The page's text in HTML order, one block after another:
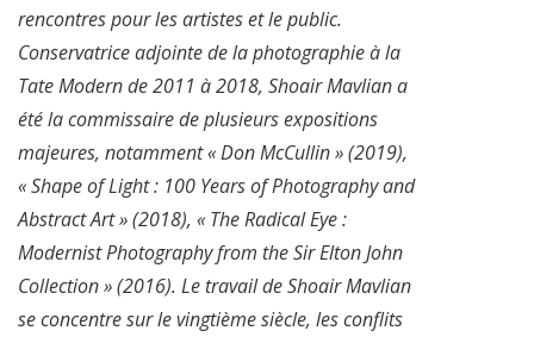
rencontres pour les artistes et le public.
Conservatrice adjointe de la photographie à la
Tate Modern de 2011 à 2018, Shoair Mavlian a
été la commissaire de plusieurs expositions
majeures, notamment « Don McCullin » (2019),
« Shape of Light : 100 Years of Photography and
Abstract Art » (2018), « The Radical Eye :
Modernist Photography from the Sir Elton John
Collection » (2016). Le travail de Shoair Mavlian
se concentre sur le vingtième siècle, les conflits